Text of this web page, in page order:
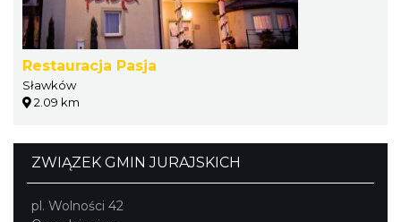
Restauracja Pasja
Sławków
2.09 km
ZWIĄZEK GMIN JURAJSKICH
pl. Wolności 42